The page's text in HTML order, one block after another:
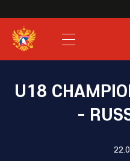
SHL
JHL
U18
-